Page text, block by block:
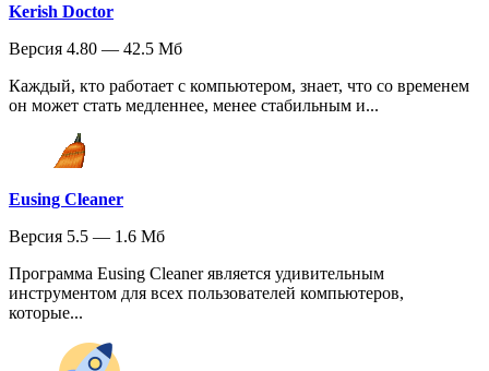
Kerish Doctor
Версия 4.80 — 42.5 Мб
Каждый, кто работает с компьютером, знает, что со временем
он может стать медленнее, менее стабильным и...
Eusing Cleaner
Версия 5.5 — 1.6 Мб
Программа Eusing Cleaner является удивительным
инструментом для всех пользователей компьютеров,
которые...